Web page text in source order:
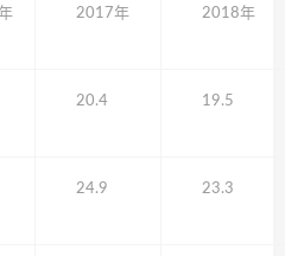
2017年 2018年
20.4 19.5
24.9 23.3